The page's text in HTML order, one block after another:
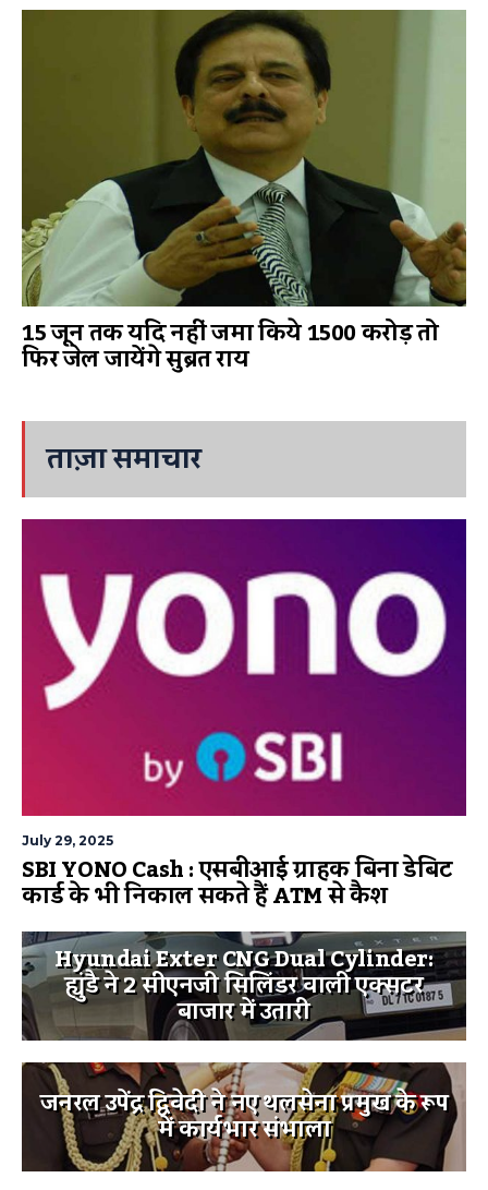
15 जून तक यदि नहीं जमा किये 1500 करोड़ तो
फिर जेल जायेंगे सुब्रत राय
ताज़ा समाचार
July 29, 2025
SBI YONO Cash : एसबीआई ग्राहक बिना डेबिट
कार्ड के भी निकाल सकते हैं ATM से कैश
Hyundai Exter CNG Dual Cylinder:
ह्युंडै ने 2 सीएनजी सिलिंडर वाली एक्सटर
बाजार में उतारी
जनरल उपेंद्र द्विवेदी ने नए थलसेना प्रमुख के रूप
में कार्यभार संभाला